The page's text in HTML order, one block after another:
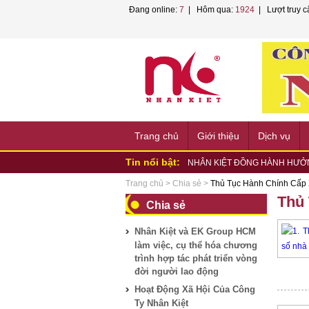
Đang online: 7 | Hôm qua: 1924 | Lượt truy
Trang chủ Giới thiệu Dịch vụ
Tin nổi bật:
NHÂN KIỆT ĐỒNG HÀNH HỘI
NHÂN KIỆT CHUNG TAY HỖ
Nhân Kiệt tham gia tập huấn
Nhân Kiệt và VNPT TP.HCM
NHÂN KIỆT THAM DỰ HỘI
LAO...
NHÂN KIỆT VÀ EK GROUP
NHÂN KIỆT KÝ KẾT HỢP TÁC
NHÂN KIỆT PHỐI HỢP TỔ
NHÂN KIỆT ĐỒNG HÀNH
HỘI...
NHÂN KIỆT ĐỒNG HÀNH
PHƯỜNG...
Trang chủ > Chia sẻ > Thủ Tục Hành Chính
Chia sẻ
Nhân Kiệt và EK Group HCM
làm việc, cụ thể hóa chương
trình hợp tác phát triển vòng
đời người lao động
Hoạt Động Xã Hội Của Công
Ty Nhân Kiệt
Thủ